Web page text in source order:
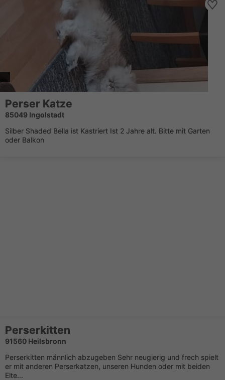
Perser Katze
85049 Ingolstadt
Silber Shaded Bella ist Kastriert Ist 2 Jahre alt. Bitte mit Garten
oder Balkon
Perserkitten
91560 Heilsbronn
Perserkitten männlich abzugeben Sehr neugierig und frech spielt
er mit anderen Perserkatzen, unseren Hunden oder mit beiden
Elte...